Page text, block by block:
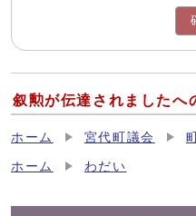
叙勲が伝達されましたへ
ホーム 宮代町議会
ホーム わだい